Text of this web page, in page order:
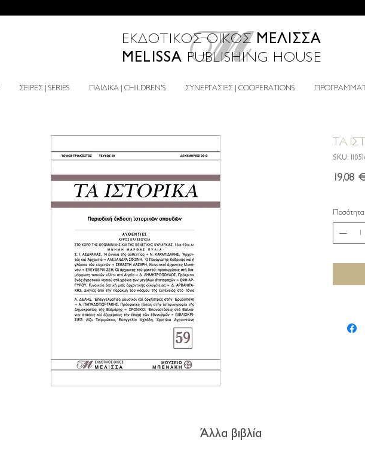
ΕΚΔΟΤΙΚΟΣ ΟΙΚΟΣ ΜΕΛΙΣΣΑ
MELISSA PUBLISHING HOUSE
ΣΕΙΡΕΣ | SERIES ΠΑΙΔΙΚΑ | CHILDREN'S ΣΥΝΕΡΓΑΣΙΕΣ | COOPERATIONS
ΤΑ
SKU:
19,08
Ποσότητα
Άλλα βιβλία